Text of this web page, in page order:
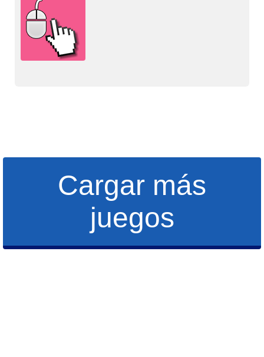
Cargar más
juegos